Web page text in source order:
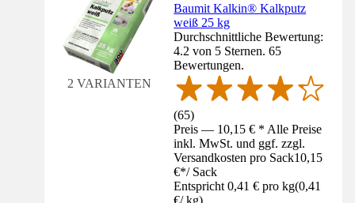
2 VARIANTEN
Baumit Kalkin® Kalkputz
weiß 25 kg
Durchschnittliche Bewertung:
4.2 von 5 Sternen. 65
Bewertungen.
(65)
Preis — 10,15 € * Alle Preise
inkl. MwSt. und ggf. zzgl.
Versandkosten pro Sack10,15
€*/ Sack
Entspricht 0,41 € pro kg(0,41
€/ kg)